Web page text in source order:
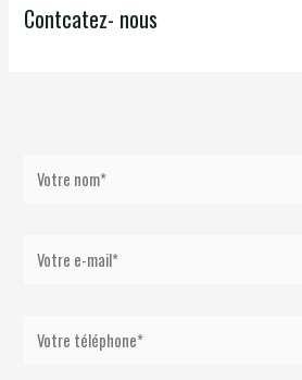
Contcatez- nous